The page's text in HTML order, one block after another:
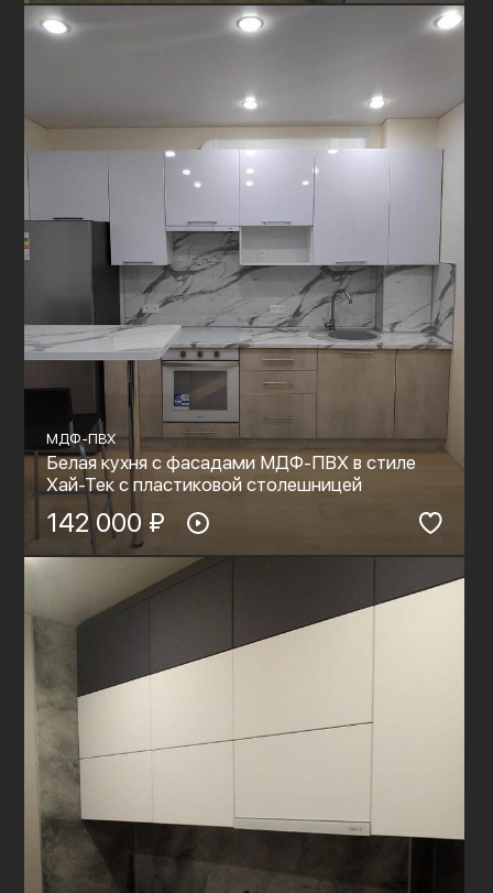
МДФ-ПВХ
Белая кухня с фасадами МДФ-ПВХ в стиле
Хай-Тек с пластиковой столешницей
142 000 ₽